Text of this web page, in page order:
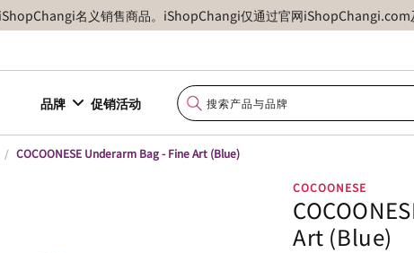
名义销售商品。iShopChangi仅通过官网iShopChangi.com
品牌 促销活动
/ COCOONESE Underarm Bag - Fine Art (Blue)
COCOONESE
Art (Blue)